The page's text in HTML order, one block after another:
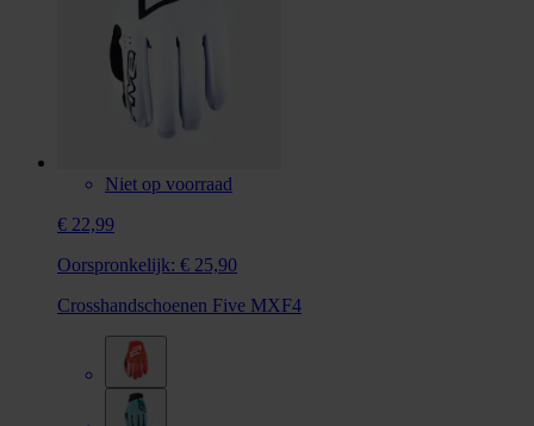
Niet op voorraad
€ 22,99
Oorspronkelijk: € 25,90
Crosshandschoenen Five MXF4